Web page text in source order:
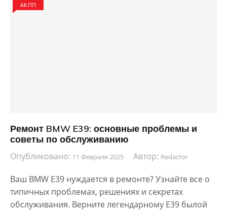
АКПП
Ремонт BMW E39: основные проблемы и
советы по обслуживанию
Опубликовано: 11 Февраля 2025 Автор: Redactor
Ваш BMW E39 нуждается в ремонте? Узнайте все о
типичных проблемах, решениях и секретах
обслуживания. Верните легендарному E39 былой